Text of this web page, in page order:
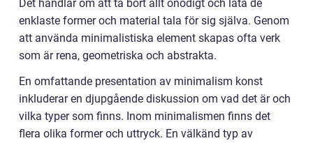
Det handlar om att ta bort allt onödigt och låta de
enklaste former och material tala för sig själva. Genom
att använda minimalistiska element skapas ofta verk
som är rena, geometriska och abstrakta.
En omfattande presentation av minimalism konst
inkluderar en djupgående diskussion om vad det är och
vilka typer som finns. Inom minimalismen finns det
flera olika former och uttryck. En välkänd typ av